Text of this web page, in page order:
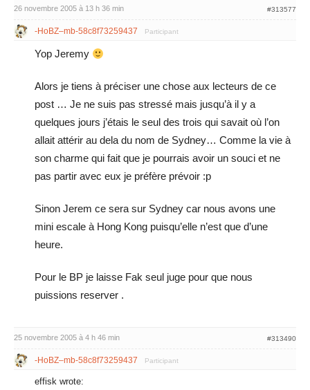
26 novembre 2005 à 13 h 36 min #313577
-HoBZ–mb-58c8f73259437 Participant
Yop Jeremy
Alors je tiens à préciser une chose aux lecteurs de ce
post … Je ne suis pas stressé mais jusqu’à il y a
quelques jours j’étais le seul des trois qui savait où l’on
allait attérir au dela du nom de Sydney… Comme la vie à
son charme qui fait que je pourrais avoir un souci et ne
pas partir avec eux je préfère prévoir :p
Sinon Jerem ce sera sur Sydney car nous avons une
mini escale à Hong Kong puisqu’elle n’est que d’une
heure.
Pour le BP je laisse Fak seul juge pour que nous
puissions reserver .
25 novembre 2005 à 4 h 46 min #313490
-HoBZ–mb-58c8f73259437 Participant
effisk wrote: